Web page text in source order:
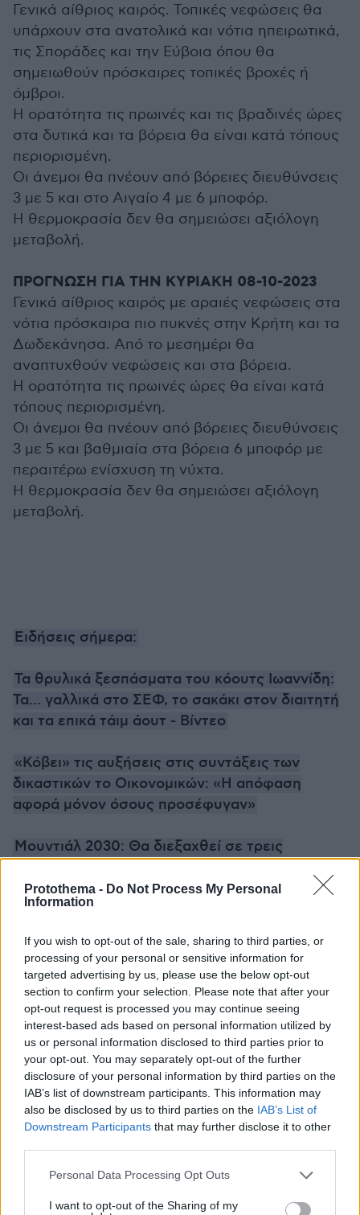
Protothema - Do Not Process My Personal
Information
If you wish to opt-out of the sale, sharing to third parties, or
processing of your personal or sensitive information for
targeted advertising by us, please use the below opt-out
section to confirm your selection. Please note that after your
opt-out request is processed you may continue seeing
interest-based ads based on personal information utilized by
us or personal information disclosed to third parties prior to
your opt-out. You may separately opt-out of the further
disclosure of your personal information by third parties on the
IAB’s list of downstream participants. This information may
also be disclosed by us to third parties on the IAB’s List of
Downstream Participants that may further disclose it to other
Please note that this website/app uses one or more Google
not limited to your visit or usage behaviour. You may click to
Personal Data Processing Opt Outs
I want to opt-out of the Sharing of my
Γενικά αίθριος καιρός. Τοπικές νεφώσεις θα
υπάρχουν στα ανατολικά και νότια ηπειρωτικά,
τις Σποράδες και την Εύβοια όπου θα
σημειωθούν πρόσκαιρες τοπικές βροχές ή
όμβροι.
Η ορατότητα τις πρωινές και τις βραδινές ώρες
στα δυτικά και τα βόρεια θα είναι κατά τόπους
περιορισμένη.
Οι άνεμοι θα πνέουν από βόρειες διευθύνσεις
3 με 5 και στο Αιγαίο 4 με 6 μποφόρ.
Η θερμοκρασία δεν θα σημειώσει αξιόλογη
μεταβολή.
ΠΡΟΓΝΩΣΗ ΓΙΑ ΤΗΝ ΚΥΡΙΑΚΗ 08-10-2023
Γενικά αίθριος καιρός με αραιές νεφώσεις στα
νότια πρόσκαιρα πιο πυκνές στην Κρήτη και τα
Δωδεκάνησα. Από το μεσημέρι θα
αναπτυxθούν νεφώσεις και στα βόρεια.
Η ορατότητα τις πρωινές ώρες θα είναι κατά
τόπους περιορισμένη.
Οι άνεμοι θα πνέουν από βόρειες διευθύνσεις
3 με 5 και βαθμιαία στα βόρεια 6 μποφόρ με
περαιτέρω ενίσχυση τη νύχτα.
Η θερμοκρασία δεν θα σημειώσει αξιόλογη
μεταβολή.
Ειδήσεις σήμερα:
Τα θρυλικά ξεσπάσματα του κόουτς Ιωαννίδη:
Τα... γαλλικά στο ΣΕΦ, το σακάκι στον διαιτητή
και τα επικά τάιμ άουτ - Βίντεο
«Κόβει» τις αυξήσεις στις συντάξεις των
δικαστικών το Οικονομικών: «Η απόφαση
αφορά μόνον όσους προσέφυγαν»
Μουντιάλ 2030: Θα διεξαχθεί σε τρεις
Περιφερειακές
Πώς ψηφίζω & Πού ψηφίζω : Μάθετε πού και
πώς ψηφίζετε βήμα-βήμα
Οδηγός για τις Δημοτικές & Περιφερειακές
Εκλογές 2023
Όλες οι Ειδήσεις για τις Δημοτικές Εκλογές
2023
- ΔείτεLIVE τα αποτελέσματα των
Περιφερειακών & Δημοτικών Εκλογών 2023
Ακολουθήστε τοprotothema.gr στο Google News
και μάθετε πρώτοι όλες τις ειδήσεις
Δείτε όλες τις τελευταίεςΕιδήσειςαπό την Ελλάδα